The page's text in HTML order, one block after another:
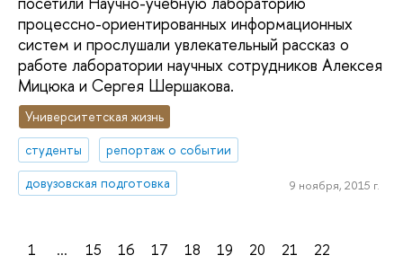
процессно-ориентированных информационных
систем и прослушали увлекательный рассказ о
работе лаборатории научных сотрудников Алексея
Мицюка и Сергея Шершакова.
Университетская жизнь
студенты
репортаж о событии
довузовская подготовка
9 ноября, 2015 г.
1 ... 15 16 17 18 19 20 21
22